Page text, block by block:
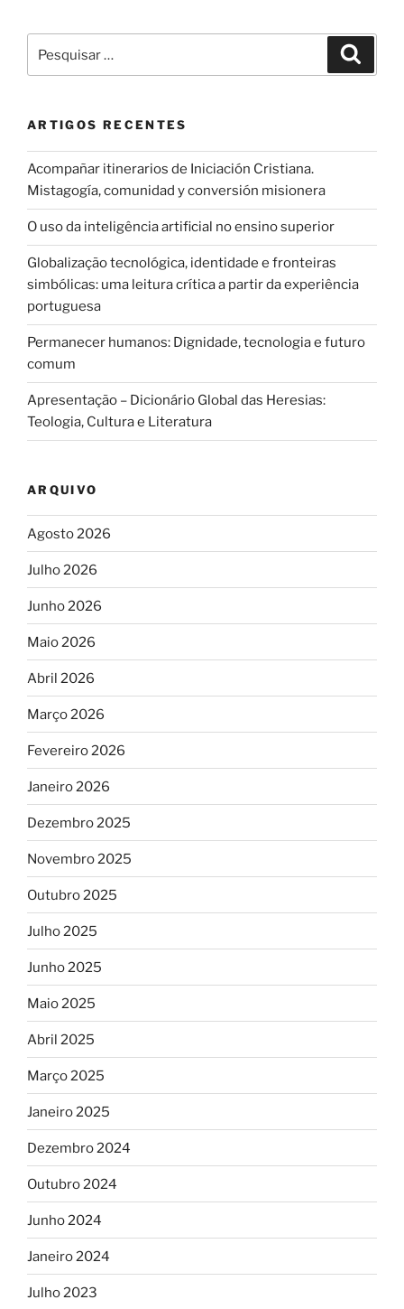
por:
ARTIGOS RECENTES
Acompañar itinerarios de Iniciación Cristiana.
Mistagogía, comunidad y conversión misionera
O uso da inteligência artificial no ensino superior
Globalização tecnológica, identidade e fronteiras
simbólicas: uma leitura crítica a partir da experiência
portuguesa
Permanecer humanos: Dignidade, tecnologia e futuro
comum
Apresentação – Dicionário Global das Heresias:
Teologia, Cultura e Literatura
ARQUIVO
Agosto 2026
Julho 2026
Junho 2026
Maio 2026
Abril 2026
Março 2026
Fevereiro 2026
Janeiro 2026
Dezembro 2025
Novembro 2025
Outubro 2025
Julho 2025
Junho 2025
Maio 2025
Abril 2025
Março 2025
Janeiro 2025
Dezembro 2024
Outubro 2024
Junho 2024
Janeiro 2024
Julho 2023